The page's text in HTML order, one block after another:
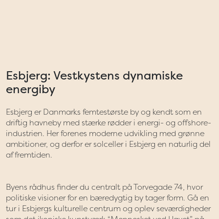
Esbjerg: Vestkystens dynamiske
energiby
Esbjerg er Danmarks femtestørste by og kendt som en
driftig havneby med stærke rødder i energi- og offshore-
industrien. Her forenes moderne udvikling med grønne
ambitioner, og derfor er solceller i Esbjerg en naturlig del
af fremtiden.
Byens rådhus finder du centralt på Torvegade 74, hvor
politiske visioner for en bæredygtig by tager form. Gå en
tur i Esbjergs kulturelle centrum og oplev seværdigheder